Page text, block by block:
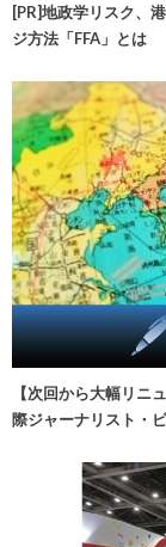
[PR]地政学リスク、
ジ方法「FFA」とは
【次回から大幅リ
際ジャーナリスト・